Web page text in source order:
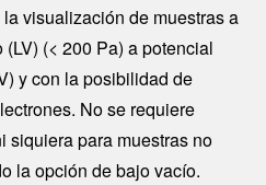
visualización de muestras a
(< 200 Pa) a potencial
y con la posibilidad de
No se requiere
siquiera para muestras no
la opción de bajo vacío.